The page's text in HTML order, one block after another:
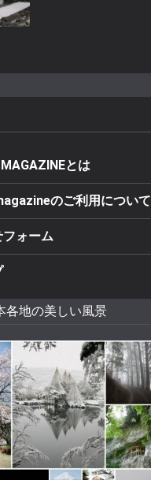
とは
のご利用について
フォーム
地の美しい風景